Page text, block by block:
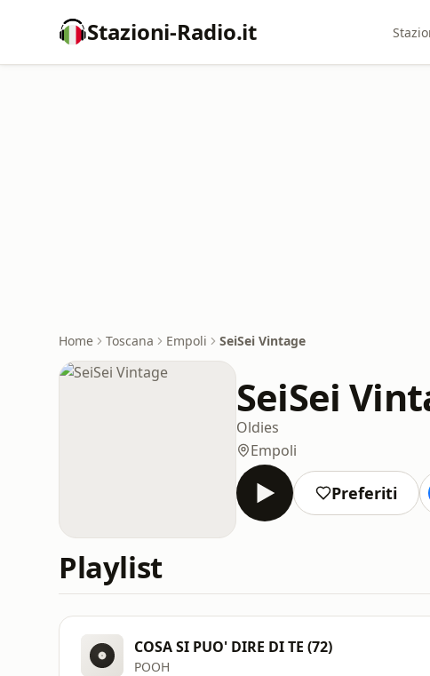
Stazioni-Radio.it
Home Toscana Empoli SeiSei Vintage
SeiSei
Oldies
Empoli
Preferiti
Playlist
COSA SI PUO' DIRE DI TE (72)
POOH